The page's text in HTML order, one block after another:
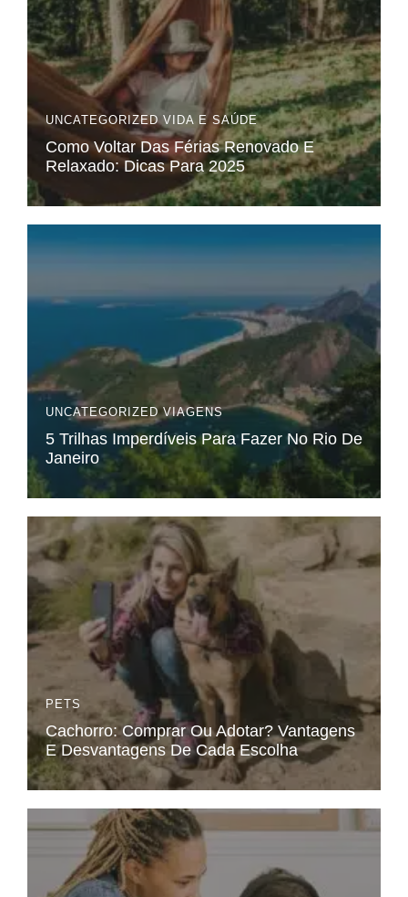
UNCATEGORIZED VIDA E SAÚDE
Como Voltar Das Férias Renovado E
Relaxado: Dicas Para 2025
UNCATEGORIZED VIAGENS
5 Trilhas Imperdíveis Para Fazer No Rio De
Janeiro
PETS
Cachorro: Comprar Ou Adotar? Vantagens
E Desvantagens De Cada Escolha